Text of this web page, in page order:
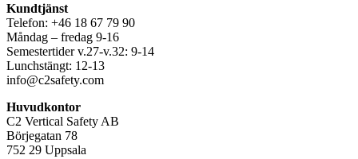
Kundtjänst
Telefon: +46 18 67 79 90
Måndag – fredag 9-16
Semestertider v.27-v.32: 9-14
Lunchstängt: 12-13
info@c2safety.com
Huvudkontor
C2 Vertical Safety AB
Börjegatan 78
752 29 Uppsala